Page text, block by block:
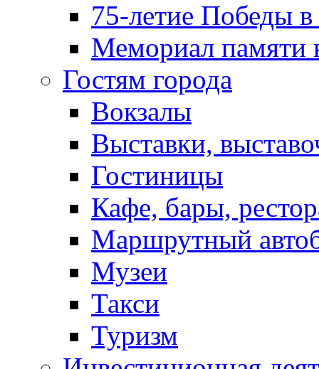
75-летие Победы
Мемориал памяти
Гостям города
Вокзалы
Выставки,
Гостиницы
Кафе, бары,
Маршрутный
Музеи
Такси
Туризм